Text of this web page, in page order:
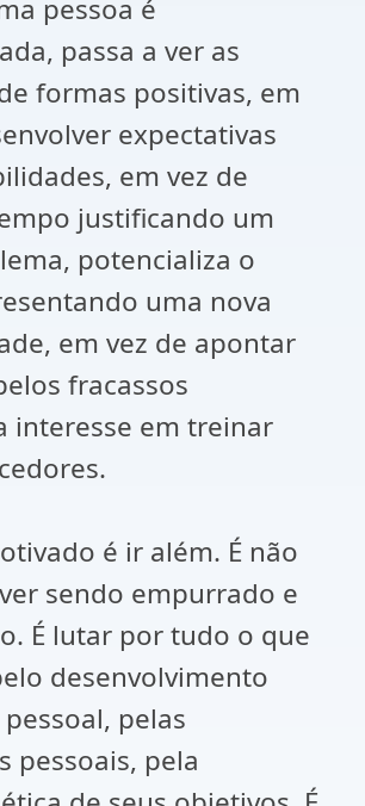
pessoa é
passa a ver as
formas positivas, em
expectativas
em vez de
justificando um
potencializa o
uma nova
em vez de apontar
fracassos
interesse em treinar
é ir além. É não
sendo empurrado e
É lutar por tudo o que
desenvolvimento
pelas
pessoais, pela